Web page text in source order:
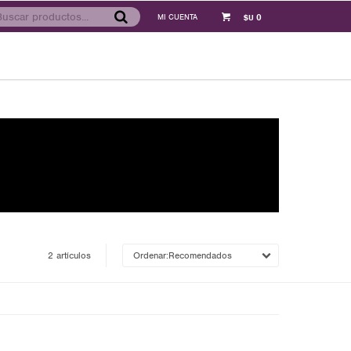
$U 0
2 artículos Recomendados